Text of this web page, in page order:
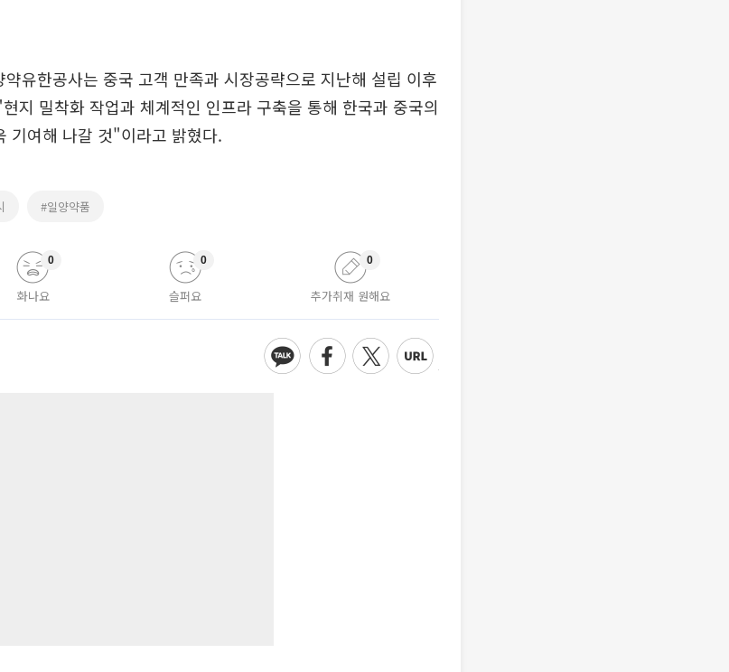
유한공사는 중국 고객 만족과 시장공략으로 지난해 설립 이후
지 밀착화 작업과 체계적인 인프라 구축을 통해 한국과 중국의
기여해 나갈 것"이라고 밝혔다.
#일양약품
화나요
0
슬퍼요
0
추가취재 원해요
0